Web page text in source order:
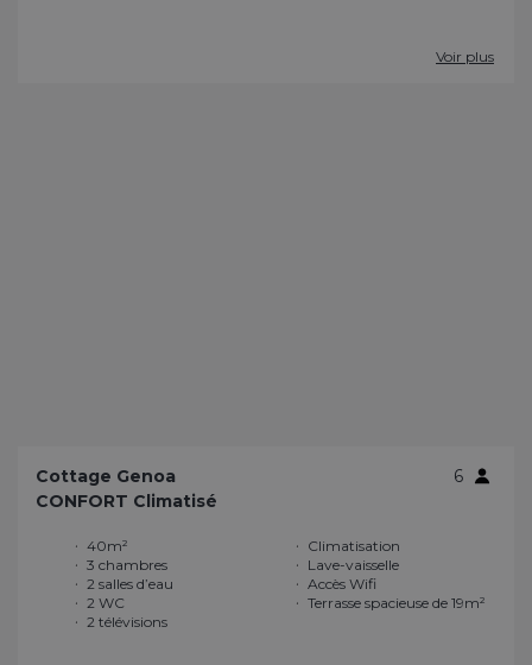
Voir plus
Cottage Genoa
6
CONFORT Climatisé
40m²
3 chambres
2 salles d’eau
2 WC
2 télévisions
Climatisation
Lave-vaisselle
Accès Wifi
Terrasse spacieuse de 19m²